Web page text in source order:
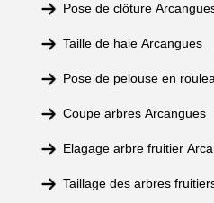
Pose de clôture
Taille de haie Arcangues
Pose de pelouse en
Coupe arbres Arcangues
Elagage arbre fruitier
Taillage des arbres